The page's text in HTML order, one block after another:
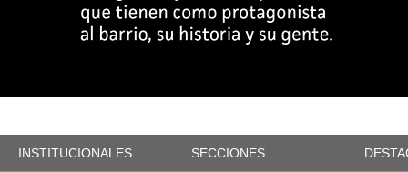
INSTITUCIONALES SECCIONES